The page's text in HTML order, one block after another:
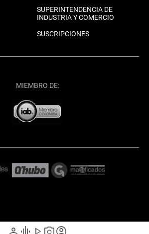
SUPERINTENDENCIA DE
INDUSTRIA Y COMERCIO
SUSCRIPCIONES
MIEMBRO DE: